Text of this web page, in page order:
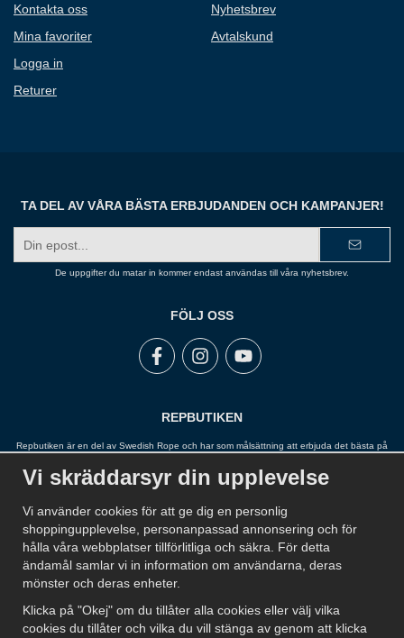
Kontakta oss
Mina favoriter
Logga in
Returer
Nyhetsbrev
Avtalskund
TA DEL AV VÅRA BÄSTA ERBJUDANDEN OCH KAMPANJER!
postadress
De uppgifter du matar in kommer endast användas till våra nyhetsbrev.
FÖLJ OSS
REPBUTIKEN
Repbutiken är en del av Swedish Rope och har som målsättning att erbjuda det bästa på
arbetar nära sina leverantörer och har ett stort sortiment för att kunna erbjuda en lösning
för alla.
Vi skräddarsyr din upplevelse
Vi använder cookies för att ge dig en personlig
shoppingupplevelse, personanpassad annonsering och för
hålla våra webbplatser tillförlitliga och säkra. För detta
ändamål samlar vi in information om användarna, deras
mönster och deras enheter.
Klicka på "Okej" om du tillåter alla cookies eller välj vilka
cookies du tillåter och vilka du vill stänga av genom att klicka